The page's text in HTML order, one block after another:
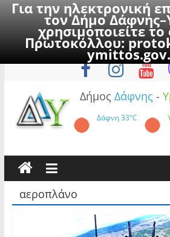
Για την ηλεκτρονική
τον Δήμο
χρησιμοποιείτε
Πρωτοκόλλου:
to
Δευτέρα, 10
Δήμος Δάφνης -
Δάφνη33°C
αεροπλάνο